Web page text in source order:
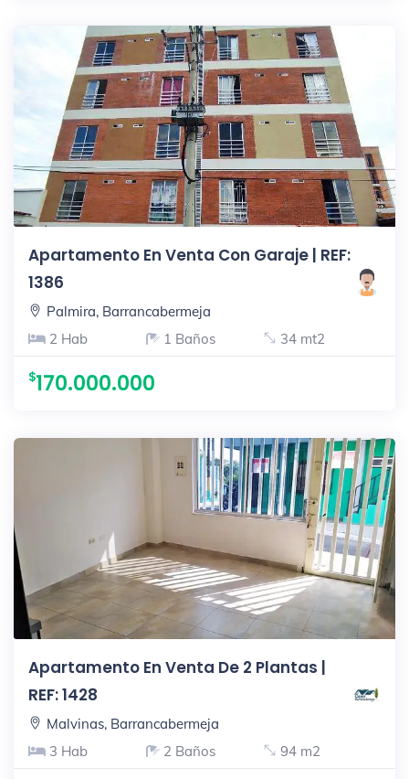
Apartamento En Venta Con Garaje | REF:
1386
Palmira, Barrancabermeja
2 Hab
1 Baños 34 mt2
170.000.000
Apartamento En Venta De 2 Plantas |
REF: 1428
Malvinas, Barrancabermeja
3 Hab
2 Baños 94 m2